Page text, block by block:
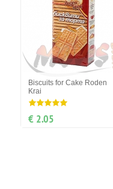
Biscuits for Cake Roden
Krai
€ 2.05